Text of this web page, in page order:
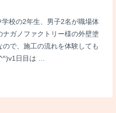
校の2年生、男子2名が職場体
ガノファクトリー様の外壁塗
で、施工の流れを体験しても
日目は …